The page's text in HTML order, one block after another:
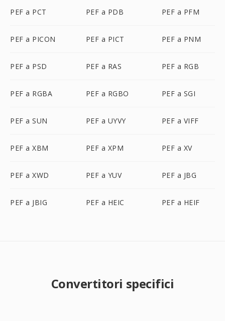
PEF a PCT PEF a PDB PEF a PFM
PEF a PICON PEF a PICT PEF a PNM
PEF a PSD PEF a RAS PEF a RGB
PEF a RGBA PEF a RGBO PEF a SGI
PEF a SUN PEF a UYVY PEF a VIFF
PEF a XBM PEF a XPM PEF a XV
PEF a XWD PEF a YUV PEF a JBG
PEF a JBIG PEF a HEIC PEF a HEIF
Convertitori specifici